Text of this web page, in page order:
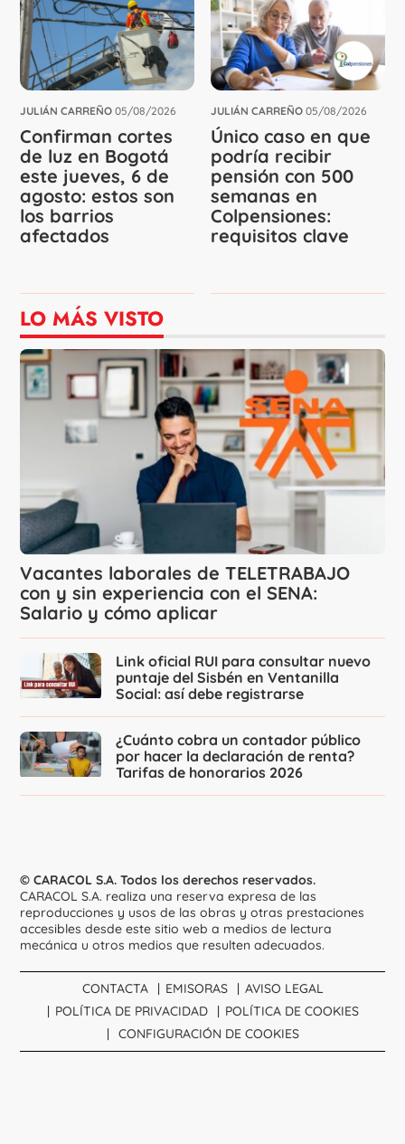
JULIÁN CARREÑO 05/08/2026
Confirman cortes
de luz en Bogotá
este jueves, 6 de
agosto: estos son
los barrios
afectados
JULIÁN CARREÑO 05/08/2026
Único caso en que
podría recibir
pensión con 500
semanas en
Colpensiones:
requisitos clave
LO MÁS VISTO
Vacantes laborales de TELETRABAJO
con y sin experiencia con el SENA:
Salario y cómo aplicar
Link oficial RUI para consultar nuevo
puntaje del Sisbén en Ventanilla
Social: así debe registrarse
¿Cuánto cobra un contador público
por hacer la declaración de renta?
Tarifas de honorarios 2026
© CARACOL S.A. Todos los derechos reservados.
CARACOL S.A. realiza una reserva expresa de las
reproducciones y usos de las obras y otras prestaciones
accesibles desde este sitio web a medios de lectura
mecánica u otros medios que resulten adecuados.
CONTACTA EMISORAS
AVISO LEGAL
POLÍTICA DE PRIVACIDAD
POLÍTICA DE COOKIES
CONFIGURACIÓN DE COOKIES